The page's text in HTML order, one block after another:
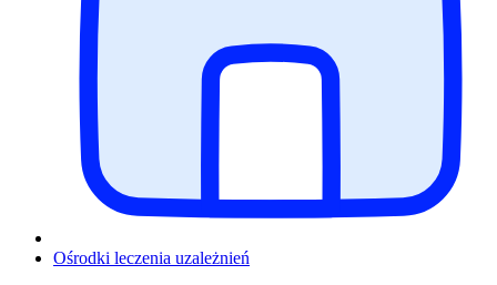
Ośrodki leczenia uzależnień